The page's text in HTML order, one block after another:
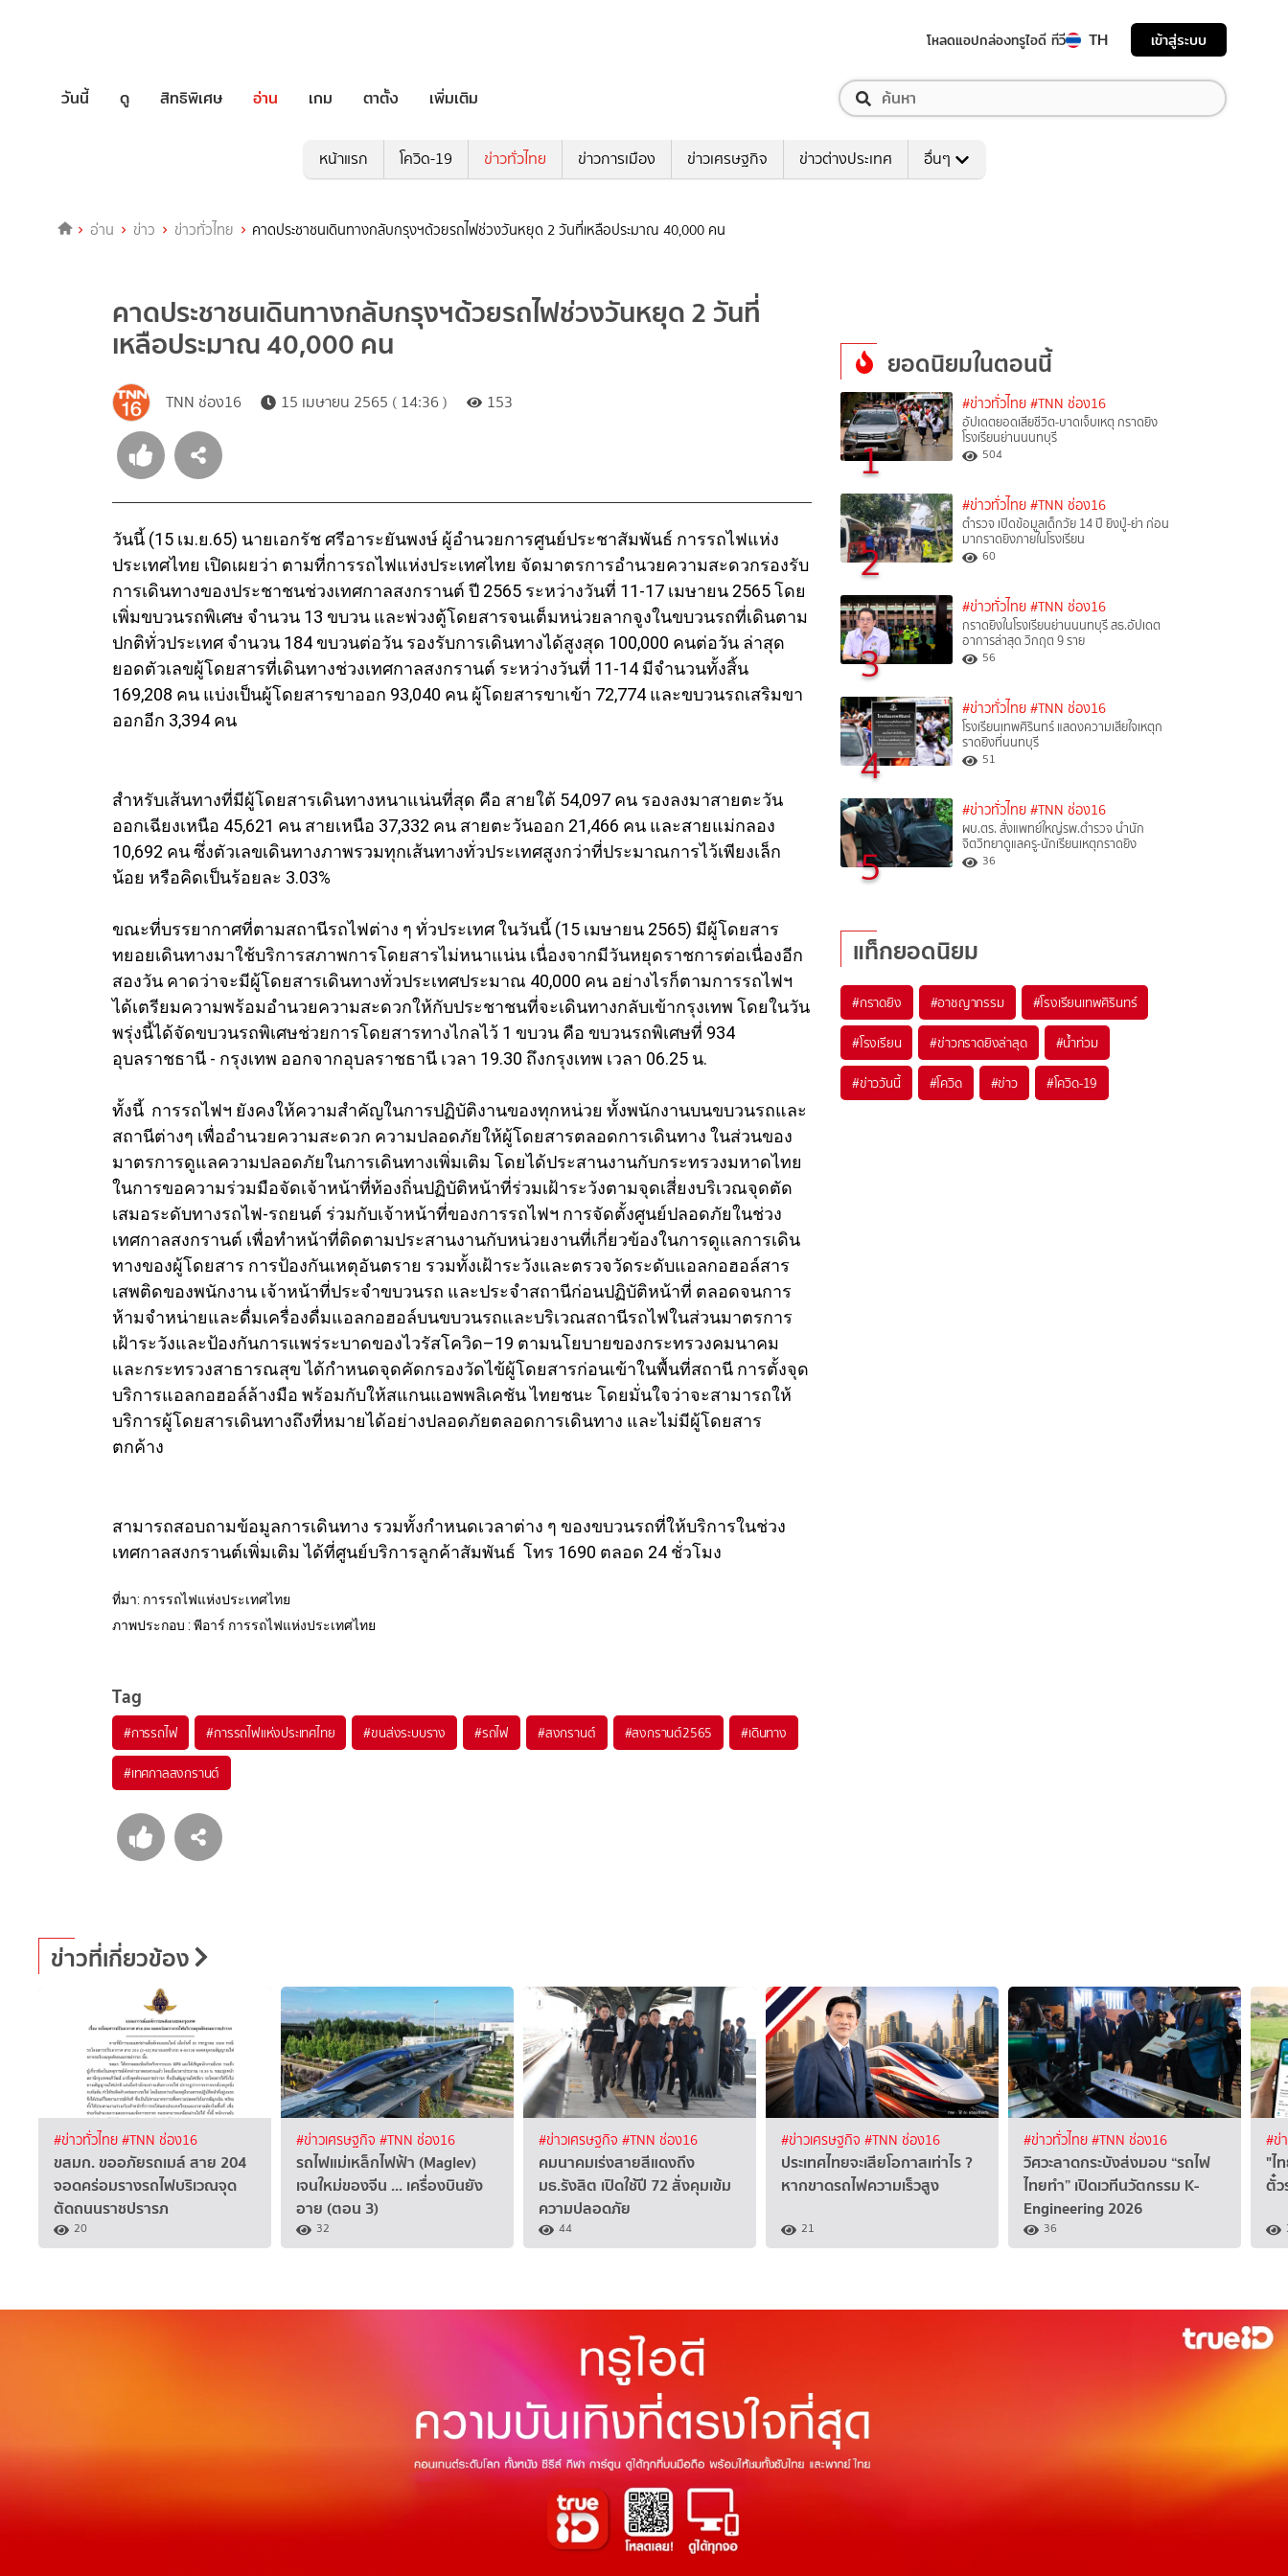
โหลดแอปกล่องทรูไอดี ทีวี TH เข้าสู่ระบบ
วันนี้ ดู สิทธิพิเศษ อ่าน เกม ตาตั้ง เพิ่มเติม
หน้าแรก โควิด-19 ข่าวทั่วไทย ข่าวการเมือง ข่าวเศรษฐกิจ ข่าวต่างประเทศ อื่นๆ
อ่าน ข่าว ข่าวทั่วไทย คาดประชาชนเดินทางกลับกรุงฯด้วยรถไฟช่วงวันหยุด 2 วันที่เหลือประมาณ 40,000 คน
คาดประชาชนเดินทางกลับกรุงฯด้วยรถไฟช่วงวันหยุด 2 วันที่
เหลือประมาณ 40,000 คน
TNN ช่อง16 15 เมษายน 2565 ( 14:36 ) 153
วันนี้ (15 เม.ย.65) นายเอกรัช ศรีอาระยันพงษ์ ผู้อำนวยการศูนย์ประชาสัมพันธ์ การรถไฟแห่ง
ประเทศไทย เปิดเผยว่า ตามที่การรถไฟแห่งประเทศไทย จัดมาตรการอำนวยความสะดวกรองรับ
การเดินทางของประชาชนช่วงเทศกาลสงกรานต์ ปี 2565 ระหว่างวันที่ 11-17 เมษายน 2565 โดย
เพิ่มขบวนรถพิเศษ จำนวน 13 ขบวน และพ่วงตู้โดยสารจนเต็มหน่วยลากจูงในขบวนรถที่เดินตาม
ปกติทั่วประเทศ จำนวน 184 ขบวนต่อวัน รองรับการเดินทางได้สูงสุด 100,000 คนต่อวัน ล่าสุด
ยอดตัวเลขผู้โดยสารที่เดินทางช่วงเทศกาลสงกรานต์ ระหว่างวันที่ 11-14 มีจำนวนทั้งสิ้น
169,208 คน แบ่งเป็นผู้โดยสารขาออก 93,040 คน ผู้โดยสารขาเข้า 72,774 และขบวนรถเสริมขา
ออกอีก 3,394 คน
สำหรับเส้นทางที่มีผู้โดยสารเดินทางหนาแน่นที่สุด คือ สายใต้ 54,097 คน รองลงมาสายตะวัน
ออกเฉียงเหนือ 45,621 คน สายเหนือ 37,332 คน สายตะวันออก 21,466 คน และสายแม่กลอง
10,692 คน ซึ่งตัวเลขเดินทางภาพรวมทุกเส้นทางทั่วประเทศสูงกว่าที่ประมาณการไว้เพียงเล็ก
น้อย หรือคิดเป็นร้อยละ 3.03%
ขณะที่บรรยากาศที่ตามสถานีรถไฟต่าง ๆ ทั่วประเทศ ในวันนี้ (15 เมษายน 2565) มีผู้โดยสาร
ทยอยเดินทางมาใช้บริการสภาพการโดยสารไม่หนาแน่น เนื่องจากมีวันหยุดราชการต่อเนื่องอีก
สองวัน คาดว่าจะมีผู้โดยสารเดินทางทั่วประเทศประมาณ 40,000 คน อย่างไรก็ตามการรถไฟฯ
ได้เตรียมความพร้อมอำนวยความสะดวกให้กับประชาชนที่จะเดินทางกลับเข้ากรุงเทพ โดยในวัน
พรุ่งนี้ได้จัดขบวนรถพิเศษช่วยการโดยสารทางไกลไว้ 1 ขบวน คือ ขบวนรถพิเศษที่ 934
อุบลราชธานี - กรุงเทพ ออกจากอุบลราชธานี เวลา 19.30 ถึงกรุงเทพ เวลา 06.25 น.
ทั้งนี้ การรถไฟฯ ยังคงให้ความสำคัญในการปฏิบัติงานของทุกหน่วย ทั้งพนักงานบนขบวนรถและ
สถานีต่างๆ เพื่ออำนวยความสะดวก ความปลอดภัยให้ผู้โดยสารตลอดการเดินทาง ในส่วนของ
มาตรการดูแลความปลอดภัยในการเดินทางเพิ่มเติม โดยได้ประสานงานกับกระทรวงมหาดไทย
ในการขอความร่วมมือจัดเจ้าหน้าที่ท้องถิ่นปฏิบัติหน้าที่ร่วมเฝ้าระวังตามจุดเสี่ยงบริเวณจุดตัด
เสมอระดับทางรถไฟ-รถยนต์ ร่วมกับเจ้าหน้าที่ของการรถไฟฯ การจัดตั้งศูนย์ปลอดภัยในช่วง
เทศกาลสงกรานต์ เพื่อทำหน้าที่ติดตามประสานงานกับหน่วยงานที่เกี่ยวข้องในการดูแลการเดิน
ทางของผู้โดยสาร การป้องกันเหตุอันตราย รวมทั้งเฝ้าระวังและตรวจวัดระดับแอลกอฮอล์สาร
เสพติดของพนักงาน เจ้าหน้าที่ประจำขบวนรถ และประจำสถานีก่อนปฏิบัติหน้าที่ ตลอดจนการ
ห้ามจำหน่ายและดื่มเครื่องดื่มแอลกอฮอล์บนขบวนรถและบริเวณสถานีรถไฟในส่วนมาตรการ
เฝ้าระวังและป้องกันการแพร่ระบาดของไวรัสโควิด–19 ตามนโยบายของกระทรวงคมนาคม
และกระทรวงสาธารณสุข ได้กำหนดจุดคัดกรองวัดไข้ผู้โดยสารก่อนเข้าในพื้นที่สถานี การตั้งจุด
บริการแอลกอฮอล์ล้างมือ พร้อมกับให้สแกนแอพพลิเคชัน ไทยชนะ โดยมั่นใจว่าจะสามารถให้
บริการผู้โดยสารเดินทางถึงที่หมายได้อย่างปลอดภัยตลอดการเดินทาง และไม่มีผู้โดยสาร
ตกค้าง
สามารถสอบถามข้อมูลการเดินทาง รวมทั้งกำหนดเวลาต่าง ๆ ของขบวนรถที่ให้บริการในช่วง
เทศกาลสงกรานต์เพิ่มเติม ได้ที่ศูนย์บริการลูกค้าสัมพันธ์ โทร 1690 ตลอด 24 ชั่วโมง
ที่มา: การรถไฟแห่งประเทศไทย
ภาพประกอบ : พีอาร์ การรถไฟแห่งประเทศไทย
Tag
#การรถไฟ #การรถไฟแห่งประเทศไทย #ขนส่งระบบราง #รถไฟ #สงกรานต์ #สงกรานต์2565 #เดินทาง
#เทศกาลสงกรานต์
ยอดนิยมในตอนนี้
1
#ข่าวทั่วไทย #TNN ช่อง16
อัปเดตยอดเสียชีวิต-บาดเจ็บเหตุ กราดยิง
โรงเรียนย่านนนทบุรี
504
2
#ข่าวทั่วไทย #TNN ช่อง16
ตำรวจ เปิดข้อมูลเด็กวัย 14 ปี ยิงปู่-ย่า ก่อน
มากราดยิงภายในโรงเรียน
60
3
#ข่าวทั่วไทย #TNN ช่อง16
กราดยิงในโรงเรียนย่านนนทบุรี สธ.อัปเดต
อาการล่าสุด วิกฤต 9 ราย
56
4
#ข่าวทั่วไทย #TNN ช่อง16
โรงเรียนเทพศิรินทร์ แสดงความเสียใจเหตุก
ราดยิงที่นนทบุรี
51
5
#ข่าวทั่วไทย #TNN ช่อง16
ผบ.ตร. สั่งแพทย์ใหญ่รพ.ตำรวจ นำนัก
จิตวิทยาดูแลครู-นักเรียนเหตุกราดยิง
36
แท็กยอดนิยม
#กราดยิง #อาชญากรรม #โรงเรียนเทพศิรินทร์
#โรงเรียน #ข่าวกราดยิงล่าสุด #น้ำท่วม
#ข่าววันนี้ #โควิด #ข่าว #โควิด-19
ข่าวที่เกี่ยวข้อง
#ข่าวทั่วไทย#TNN ช่อง16
ขสมก. ขออภัยรถเมล์ สาย 204
จอดคร่อมรางรถไฟบริเวณจุด
ตัดถนนราชปรารภ
20
#ข่าวเศรษฐกิจ #TNN ช่อง16
รถไฟแม่เหล็กไฟฟ้า (Maglev)
เจนใหม่ของจีน ... เครื่องบินยัง
อาย (ตอน 3)
32
#ข่าวเศรษฐกิจ #TNN ช่อง16
คมนาคมเร่งสายสีแดงถึง
มธ.รังสิต เปิดใช้ปี 72 สั่งคุมเข้ม
ความปลอดภัย
44
#ข่าวเศรษฐกิจ #TNN ช่อง16
ประเทศไทยจะเสียโอกาสเท่าไร ?
หากขาดรถไฟความเร็วสูง
21
#ข่าวทั่วไทย#TNN ช่อง16
วิศวะลาดกระบังส่งมอบ “รถไฟ
ไทยทำ” เปิดเวทีนวัตกรรม K-
Engineering 2026
36
#ข่
"ไ
ตั๋ว